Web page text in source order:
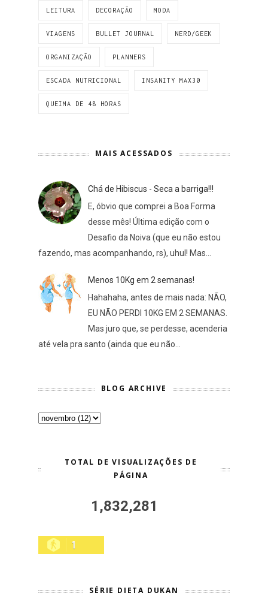
LEITURA DECORAÇÃO MODA
VIAGENS BULLET JOURNAL NERD/GEEK
ORGANIZAÇÃO PLANNERS
ESCADA NUTRICIONAL INSANITY MAX30
QUEIMA DE 48 HORAS
MAIS ACESSADOS
Chá de Hibiscus - Seca a barriga!!!
E, óbvio que comprei a Boa Forma
desse mês! Última edição com o
Desafio da Noiva (que eu não estou
fazendo, mas acompanhando, rs), uhul! Mas...
Menos 10Kg em 2 semanas!
Hahahaha, antes de mais nada: NÃO,
EU NÃO PERDI 10KG EM 2 SEMANAS.
Mas juro que, se perdesse, acenderia
até vela pra santo (ainda que eu não...
BLOG ARCHIVE
TOTAL DE VISUALIZAÇÕES DE
PÁGINA
1,832,281
1
SÉRIE DIETA DUKAN